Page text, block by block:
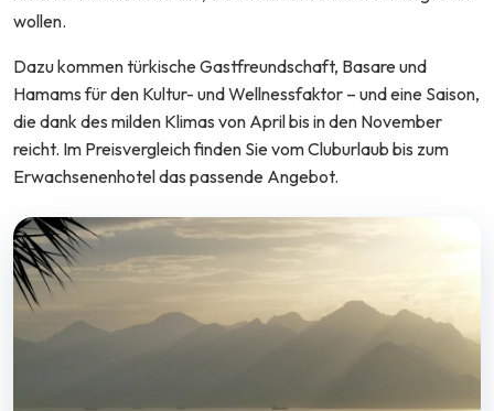
wollen.
Dazu kommen türkische Gastfreundschaft, Basare und
Hamams für den Kultur- und Wellnessfaktor – und eine Saison,
die dank des milden Klimas von April bis in den November
reicht. Im Preisvergleich finden Sie vom Cluburlaub bis zum
Erwachsenenhotel das passende Angebot.